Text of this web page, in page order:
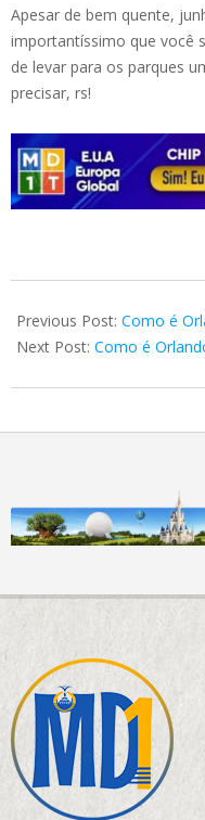
Apesar de bem quente,
importantíssimo que você
de levar para os parques
precisar, rs!
01-
03
Previous Post: Como é
Next Post: Como é